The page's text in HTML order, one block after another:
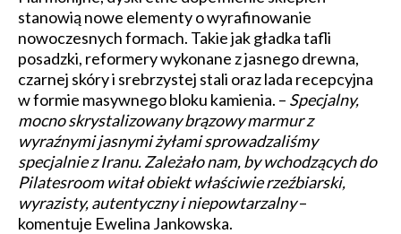
stanowią nowe elementy o wyrafinowanie
nowoczesnych formach. Takie jak gładka tafli
posadzki, reformery wykonane z jasnego drewna,
czarnej skóry i srebrzystej stali oraz lada recepcyjna
w formie masywnego bloku kamienia. – Specjalny,
mocno skrystalizowany brązowy marmur z
wyraźnymi jasnymi żyłami sprowadzaliśmy
specjalnie z Iranu. Zależało nam, by wchodzących do
Pilatesroom witał obiekt właściwie rzeźbiarski,
wyrazisty, autentyczny i niepowtarzalny–
komentuje Ewelina Jankowska.